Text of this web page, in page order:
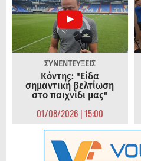
ΣΥΝΕΝΤΕΥΞΕΙΣ
Κόντης: "Είδα
σημαντική βελτίωση
στο παιχνίδι μας"
01/08/2026 | 15:00